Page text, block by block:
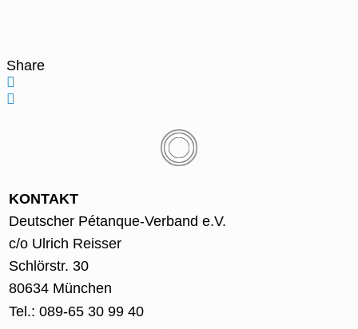
Share
KONTAKT
Deutscher Pétanque-Verband e.V.
c/o Ulrich Reisser
Schlörstr. 30
80634 München
Tel.: 089-65 30 99 40